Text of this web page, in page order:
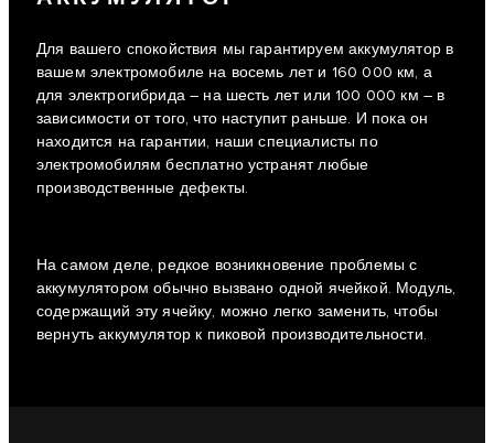
Для вашего спокойствия мы гарантируем аккумулятор в
вашем электромобиле на восемь лет и 160 000 км, а
для электрогибрида – на шесть лет или 100 000 км – в
зависимости от того, что наступит раньше. И пока он
находится на гарантии, наши специалисты по
электромобилям бесплатно устранят любые
производственные дефекты.
На самом деле, редкое возникновение проблемы с
аккумулятором обычно вызвано одной ячейкой. Модуль,
содержащий эту ячейку, можно легко заменить, чтобы
вернуть аккумулятор к пиковой производительности.